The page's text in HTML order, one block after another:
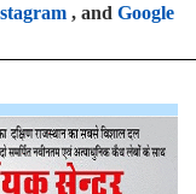
, and Google